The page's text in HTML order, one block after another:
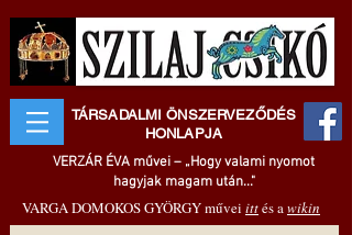
TÁRSADALMI ÖNSZERVEZŐDÉS
HONLAPJA
VERZÁR ÉVA művei – „Hogy valami nyomot
hagyjak magam után..."
VARGA DOMOKOS GYÖRGY művei ittés awikin